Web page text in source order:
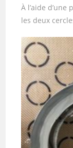
À l’aide
les deux